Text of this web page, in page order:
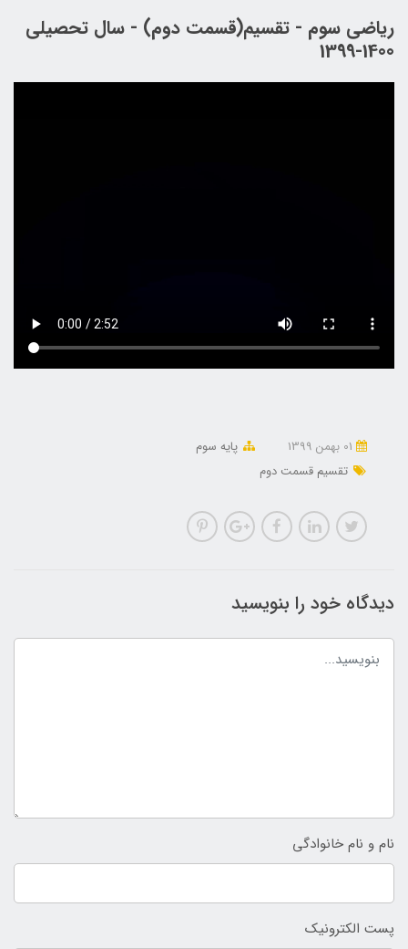
ریاضی سوم - تقسیم(قسمت دوم) - سال تحصیلی
1400-1399
پایه سوم
تقسیم قسمت دوم
دیدگاه خود را بنویسید
نام و نام خانوادگی
پست الکترونیک